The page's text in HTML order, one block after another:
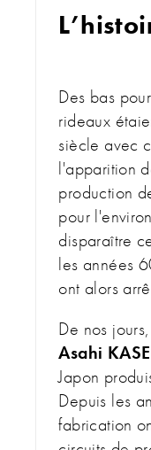
Des bas
rideaux
siècle avec
l'apparition
production
pour
disparaître
les années
ont alors
De nos
Asahi
Japon
Depuis les
fabrication